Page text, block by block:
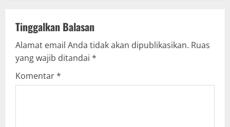
v
i
g
Tinggalkan Balasan
Alamat email Anda tidak akan dipublikasikan. Ruas
yang wajib ditandai *
Komentar*